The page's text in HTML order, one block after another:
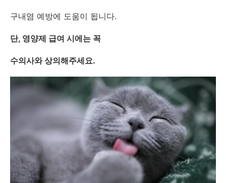
구내염 예방에 도움이 됩니다.
단, 영양제 급여 시에는 꼭
수의사와 상의해주세요.